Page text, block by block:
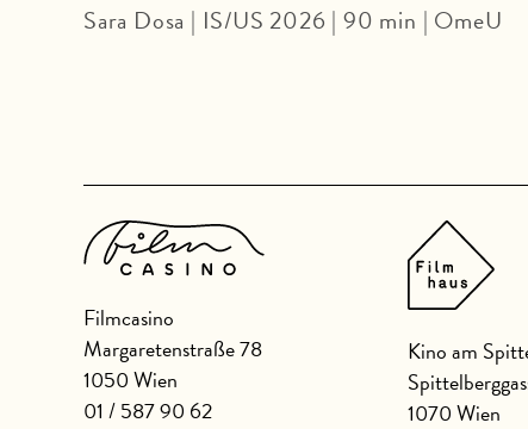
Sara Dosa | IS/US 2026 | 90 min | OmeU
Filmcasino
Margaretenstraße 78
1050 Wien
01 / 587 90 62
Kino am
1070 Wien